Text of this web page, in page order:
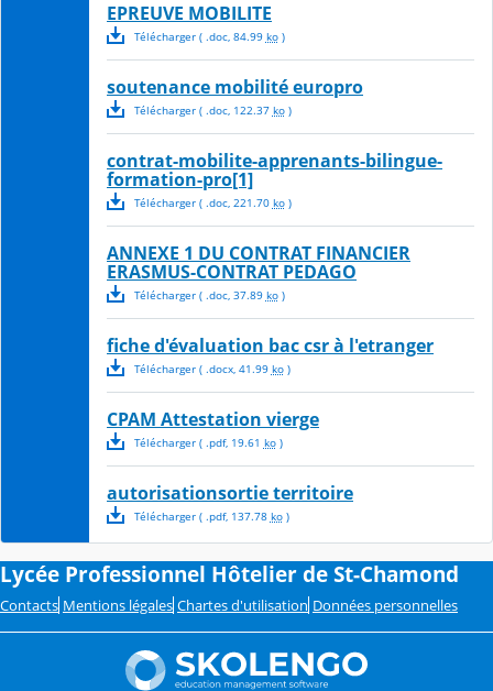
EPREUVE MOBILITE
Télécharger( .doc, 84.99 ko)
soutenance mobilité europro
Télécharger( .doc, 122.37 ko)
contrat-mobilite-apprenants-bilingue-
formation-pro[1]
Télécharger( .doc, 221.70 ko)
ANNEXE 1 DU CONTRAT FINANCIER
ERASMUS-CONTRAT PEDAGO
Télécharger( .doc, 37.89 ko)
fiche d'évaluation bac csr à l'etranger
Télécharger( .docx, 41.99 ko)
CPAM Attestation vierge
Télécharger( .pdf, 19.61 ko)
autorisationsortie territoire
Télécharger( .pdf, 137.78 ko)
Lycée Professionnel Hôtelier de St-Chamond
Contacts Mentions légales Chartes d'utilisation Données personnelles